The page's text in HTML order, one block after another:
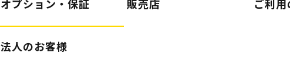
オプション・保証 販売店 ご利
法人のお客様